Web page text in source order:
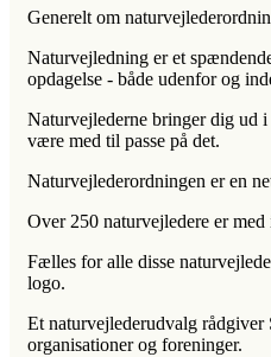
Generelt om
Naturvejledning er et
opdagelse - både udenfor og
Naturvejlederne bringer dig ud
være med til passe på det.
Naturvejlederordningen er en
Over 250 naturvejledere er
Fælles for alle disse
logo.
Et naturvejlederudvalg
organisationer og foreninger.